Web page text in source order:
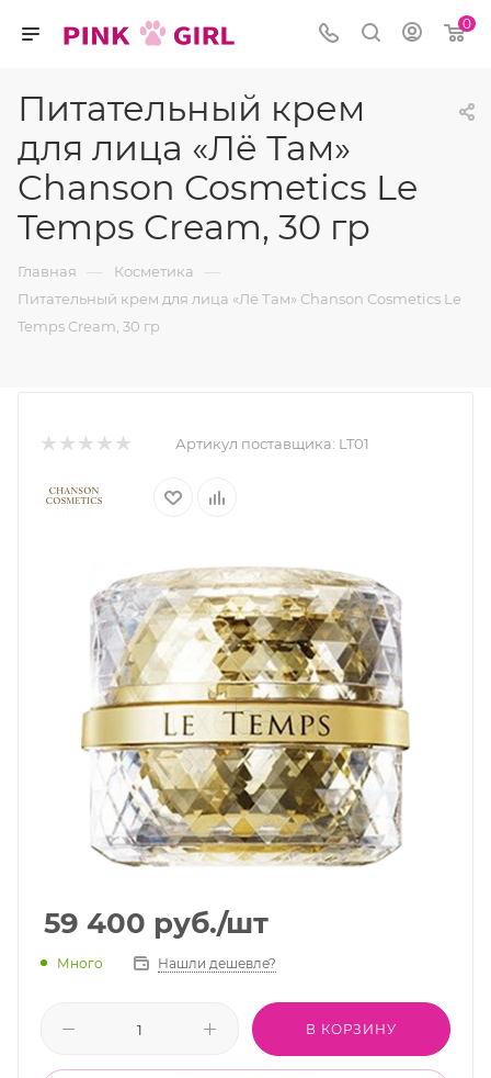
0
Питательный крем
для лица «Лё Там»
Chanson Cosmetics Le
Temps Cream, 30 гр
Главная — Косметика —
Питательный крем для лица «Лё Там» Chanson Cosmetics Le
Temps Cream, 30 гр
Артикул поставщика: LT01
59 400 руб./шт
Много Нашли дешевле?
В КОРЗИНУ